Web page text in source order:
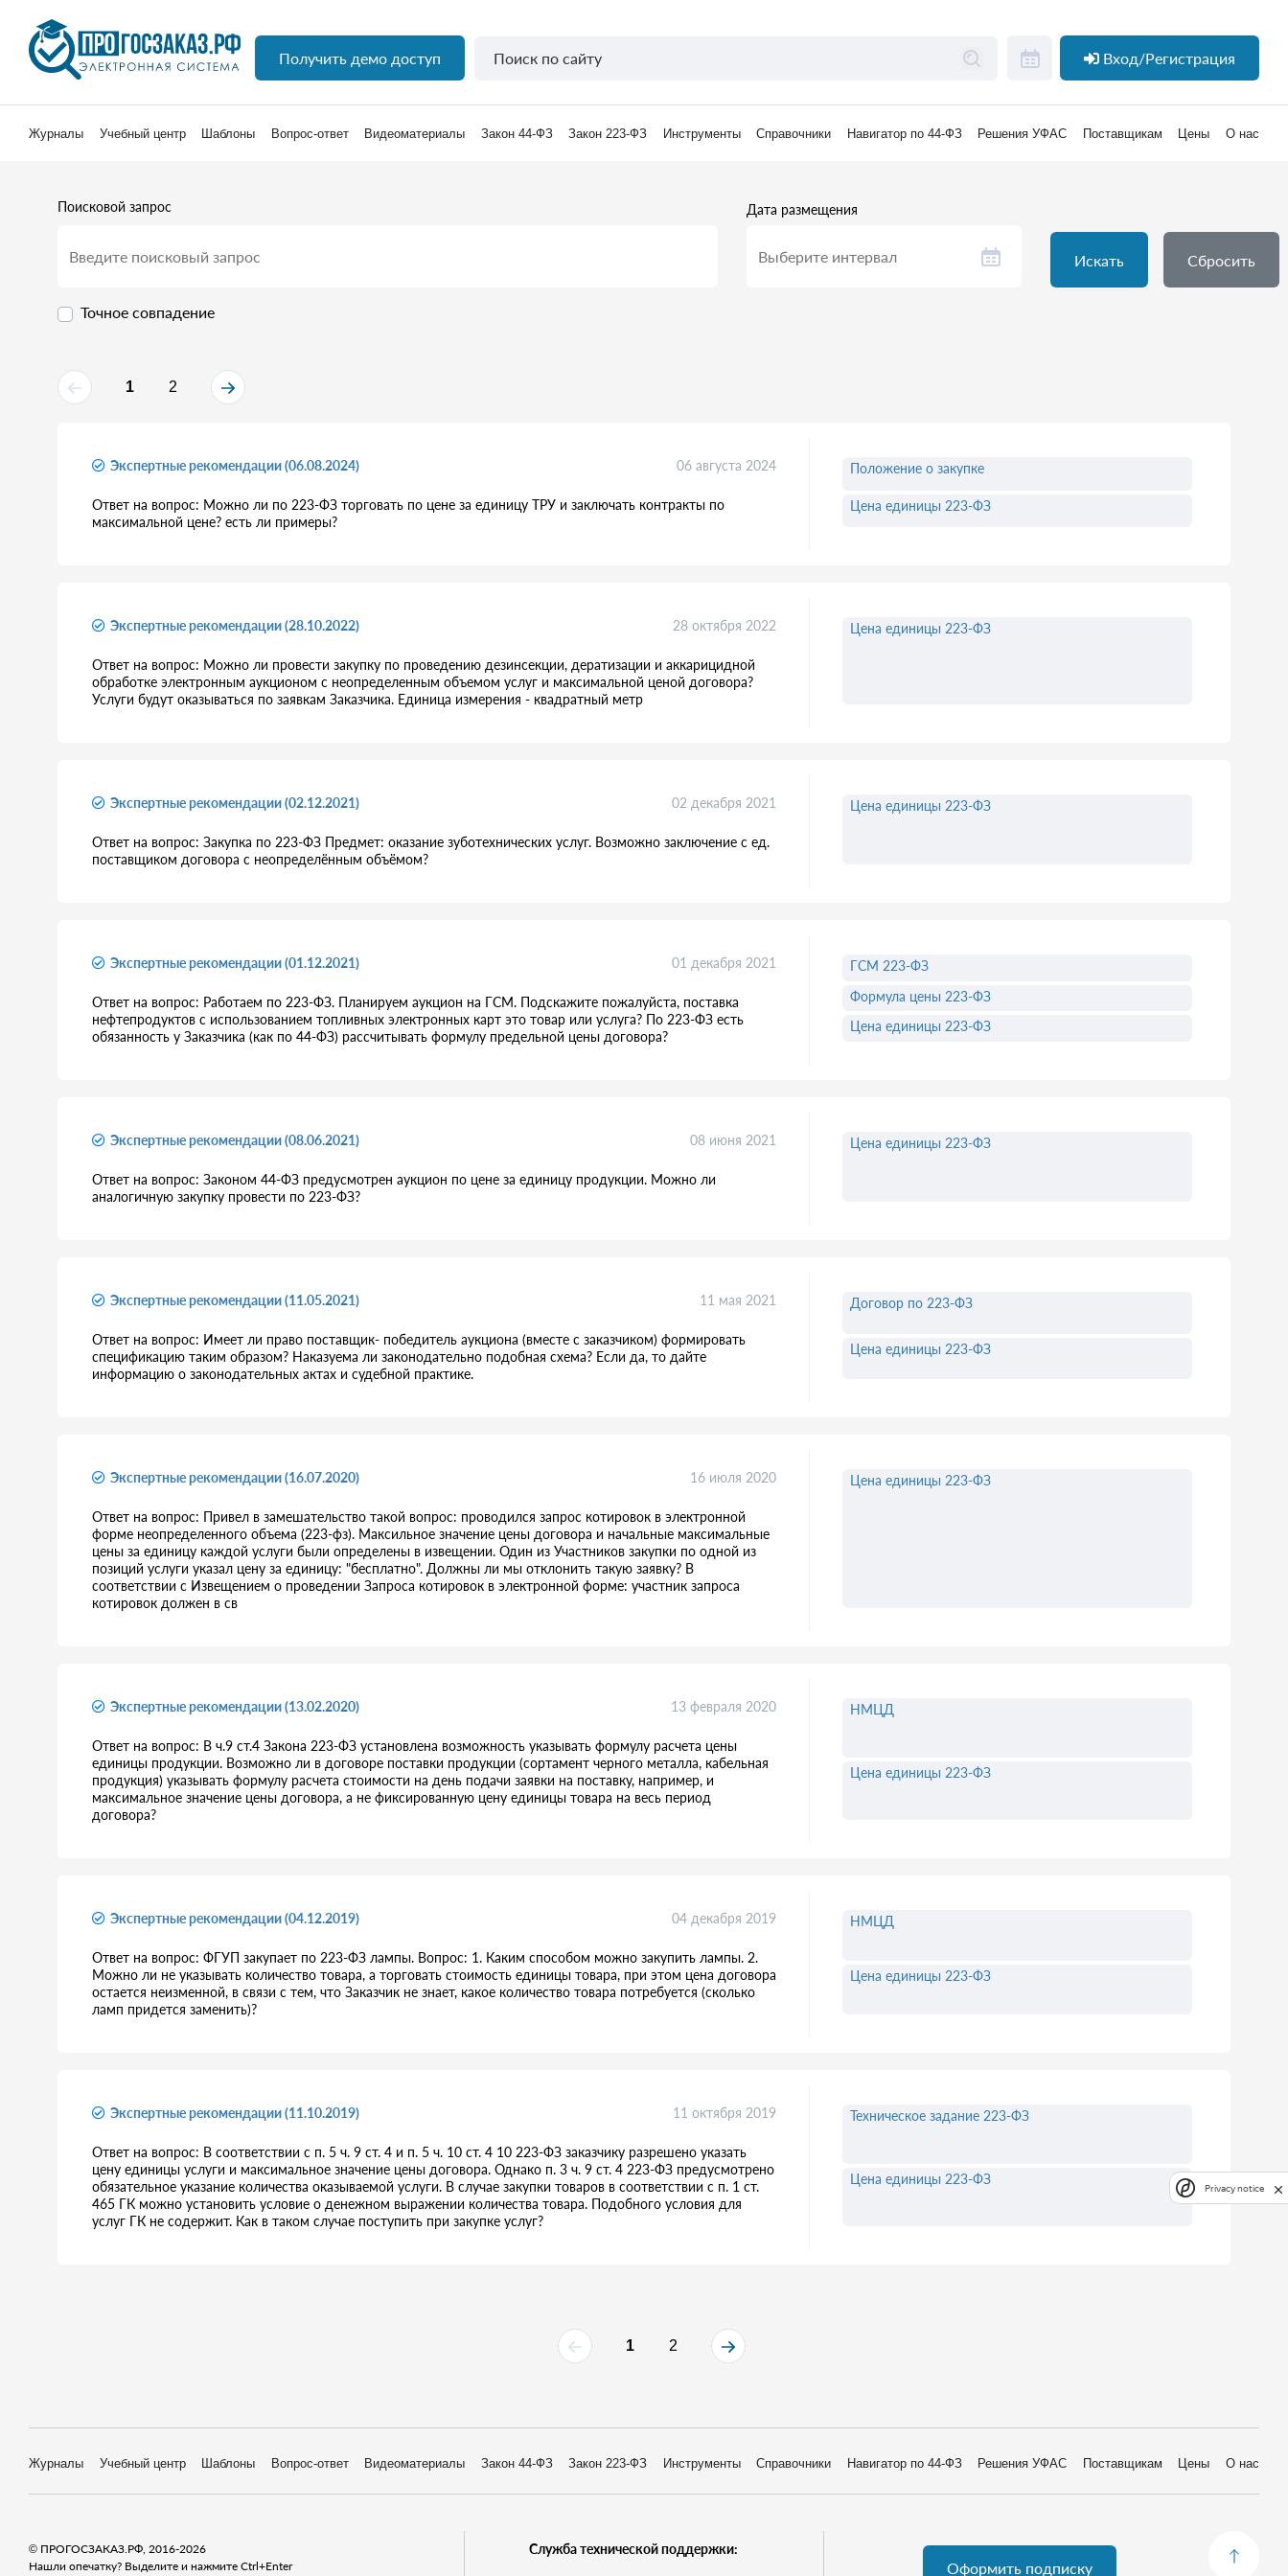
Получить демо доступ Вход/Регистрация
Журналы Учебный центр Шаблоны Вопрос-ответ Видеоматериалы Закон 44-ФЗ Закон 223-ФЗ Инструменты Справочники Навигатор по 44-ФЗ Решения УФАС Поставщикам Цены О нас
Поисковой запрос
Точное совпадение
Дата размещения
Искать Сбросить
1 2
Экспертные рекомендации (06.08.2024) 06 августа 2024
Ответ на вопрос: Можно ли по 223-ФЗ торговать по цене за единицу ТРУ и заключать контракты по
максимальной цене? есть ли примеры?
Положение о закупке
Цена единицы 223-ФЗ
Экспертные рекомендации (28.10.2022) 28 октября 2022
Ответ на вопрос: Можно ли провести закупку по проведению дезинсекции, дератизации и аккарицидной
обработке электронным аукционом с неопределенным объемом услуг и максимальной ценой договора?
Услуги будут оказываться по заявкам Заказчика. Единица измерения - квадратный метр
Цена единицы 223-ФЗ
Экспертные рекомендации (02.12.2021) 02 декабря 2021
Ответ на вопрос: Закупка по 223-ФЗ Предмет: оказание зуботехнических услуг. Возможно заключение с ед.
поставщиком договора с неопределённым объёмом?
Цена единицы 223-ФЗ
Экспертные рекомендации (01.12.2021) 01 декабря 2021
Ответ на вопрос: Работаем по 223-ФЗ. Планируем аукцион на ГСМ. Подскажите пожалуйста, поставка
нефтепродуктов с использованием топливных электронных карт это товар или услуга? По 223-ФЗ есть
обязанность у Заказчика (как по 44-ФЗ) рассчитывать формулу предельной цены договора?
ГСМ 223-ФЗ
Формула цены 223-ФЗ
Цена единицы 223-ФЗ
Экспертные рекомендации (08.06.2021) 08 июня 2021
Ответ на вопрос: Законом 44-ФЗ предусмотрен аукцион по цене за единицу продукции. Можно ли
аналогичную закупку провести по 223-ФЗ?
Цена единицы 223-ФЗ
Экспертные рекомендации (11.05.2021) 11 мая 2021
Ответ на вопрос: Имеет ли право поставщик- победитель аукциона (вместе с заказчиком) формировать
спецификацию таким образом? Наказуема ли законодательно подобная схема? Если да, то дайте
информацию о законодательных актах и судебной практике.
Договор по 223-ФЗ
Цена единицы 223-ФЗ
Экспертные рекомендации (16.07.2020) 16 июля 2020
Ответ на вопрос: Привел в замешательство такой вопрос: проводился запрос котировок в электронной
форме неопределенного объема (223-фз). Максильное значение цены договора и начальные максимальные
цены за единицу каждой услуги были определены в извещении. Один из Участников закупки по одной из
позиций услуги указал цену за единицу: "бесплатно". Должны ли мы отклонить такую заявку? В
соответствии с Извещением о проведении Запроса котировок в электронной форме: участник запроса
котировок должен в св
Цена единицы 223-ФЗ
Экспертные рекомендации (13.02.2020) 13 февраля 2020
Ответ на вопрос: В ч.9 ст.4 Закона 223-ФЗ установлена возможность указывать формулу расчета цены
единицы продукции. Возможно ли в договоре поставки продукции (сортамент черного металла, кабельная
продукция) указывать формулу расчета стоимости на день подачи заявки на поставку, например, и
максимальное значение цены договора, а не фиксированную цену единицы товара на весь период
договора?
НМЦД
Цена единицы 223-ФЗ
Экспертные рекомендации (04.12.2019) 04 декабря 2019
Ответ на вопрос: ФГУП закупает по 223-ФЗ лампы. Вопрос: 1. Каким способом можно закупить лампы. 2.
Можно ли не указывать количество товара, а торговать стоимость единицы товара, при этом цена договора
остается неизменной, в связи с тем, что Заказчик не знает, какое количество товара потребуется (сколько
ламп придется заменить)?
НМЦД
Цена единицы 223-ФЗ
Экспертные рекомендации (11.10.2019) 11 октября 2019
Ответ на вопрос: В соответствии с п. 5 ч. 9 ст. 4 и п. 5 ч. 10 ст. 4 10 223-ФЗ заказчику разрешено указать
цену единицы услуги и максимальное значение цены договора. Однако п. 3 ч. 9 ст. 4 223-ФЗ предусмотрено
обязательное указание количества оказываемой услуги. В случае закупки товаров в соответствии с п. 1 ст.
465 ГК можно установить условие о денежном выражении количества товара. Подобного условия для
услуг ГК не содержит. Как в таком случае поступить при закупке услуг?
Техническое задание 223-ФЗ
Цена единицы 223-ФЗ
1 2
Журналы Учебный центр Шаблоны Вопрос-ответ Видеоматериалы Закон 44-ФЗ Закон 223-ФЗ Инструменты Справочники Навигатор по 44-ФЗ Решения УФАС Поставщикам Цены О нас
© ПРОГОСЗАКАЗ.РФ, 2016-2026
Нашли опечатку? Выделите и нажмите Ctrl+Enter
Служба технической поддержки:
Оформить подписку
Privacy notice